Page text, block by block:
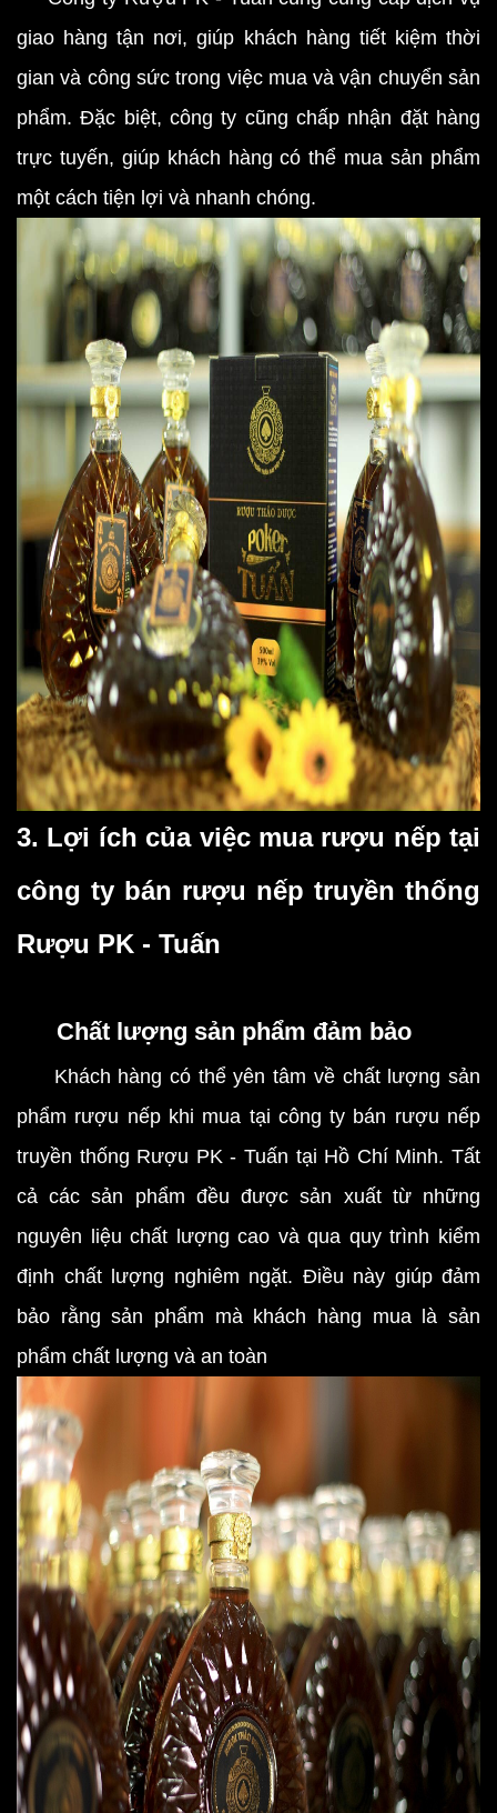
giao hàng tận nơi, giúp khách hàng tiết kiệm thời
gian và công sức trong việc mua và vận chuyển sản
phẩm. Đặc biệt, công ty cũng chấp nhận đặt hàng
trực tuyến, giúp khách hàng có thể mua sản phẩm
một cách tiện lợi và nhanh chóng.
3. Lợi ích của việc mua rượu nếp tại
công ty bán rượu nếp truyền thống
Rượu PK - Tuấn
Chất lượng sản phẩm đảm bảo
Khách hàng có thể yên tâm về chất lượng sản
phẩm rượu nếp khi mua tại công ty bán rượu nếp
truyền thống Rượu PK - Tuấn tại Hồ Chí Minh. Tất
cả các sản phẩm đều được sản xuất từ những
nguyên liệu chất lượng cao và qua quy trình kiểm
định chất lượng nghiêm ngặt. Điều này giúp đảm
bảo rằng sản phẩm mà khách hàng mua là sản
phẩm chất lượng và an toàn